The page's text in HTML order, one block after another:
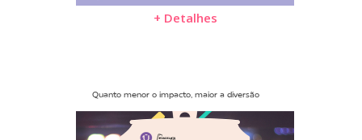
+ Detalhes
Quanto menor o impacto, maior a diversão